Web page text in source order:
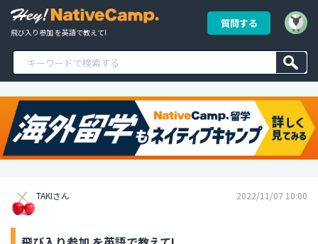
飛び入り参加 を英語で教えて!
質問する
TAKIさん 2022/11/07 10:00